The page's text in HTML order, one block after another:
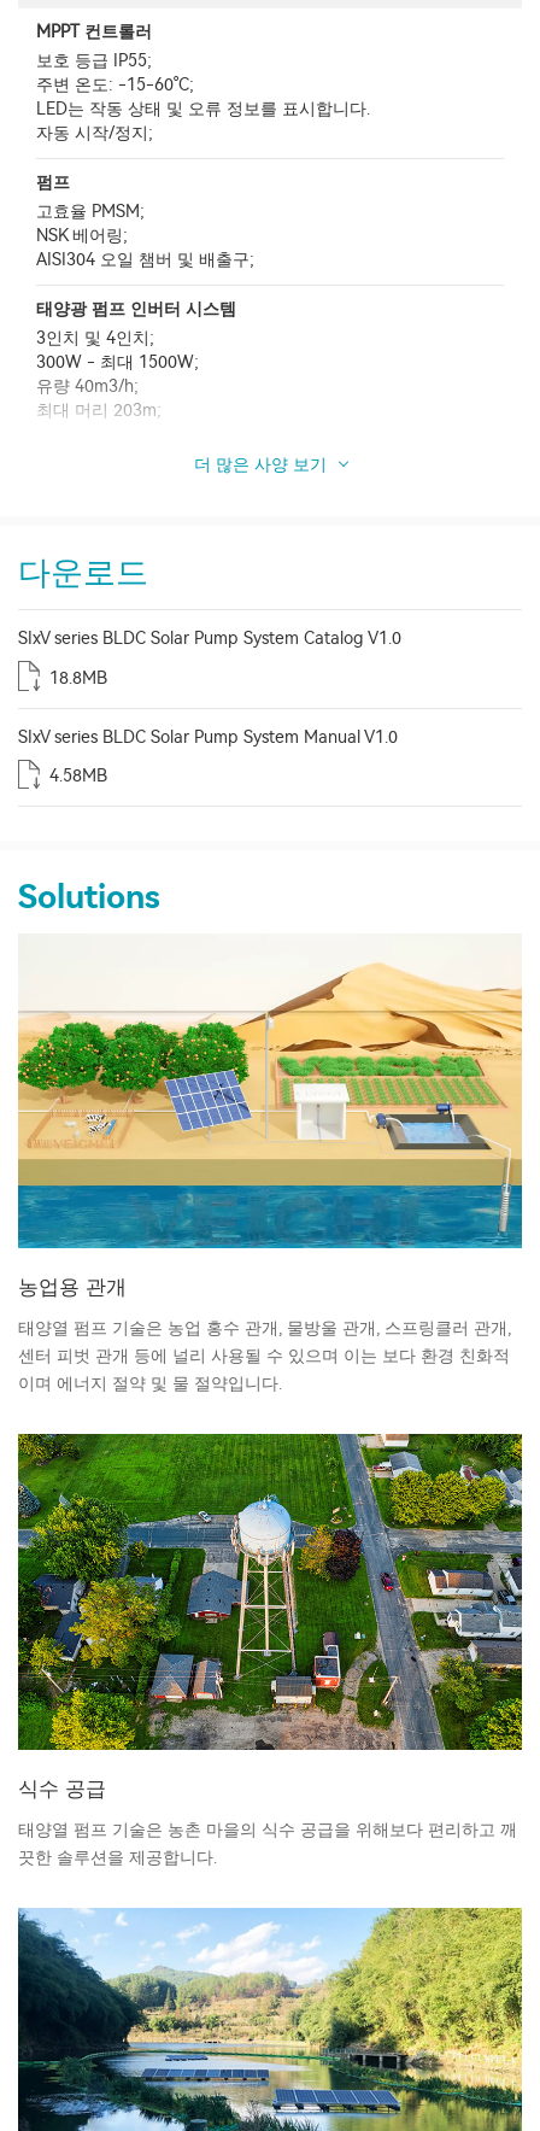
MPPT 컨트롤러
보호 등급 IP55;
주변 온도: -15-60°C;
LED는 작동 상태 및 오류 정보를 표시합니다.
자동 시작/정지;
펌프
고효율 PMSM;
NSK 베어링;
AISI304 오일 챔버 및 배출구;
태양광 펌프 인버터 시스템
3인치 및 4인치;
300W - 최대 1500W;
유량 40m3/h;
최대 머리 203m;
더 많은 사양 보기
다운로드
SIxV series BLDC Solar Pump System Catalog V1.0
18.8MB
SIxV series BLDC Solar Pump System Manual V1.0
4.58MB
Solutions
농업용 관개
태양열 펌프 기술은 농업 홍수 관개, 물방울 관개, 스프링클러 관개,
센터 피벗 관개 등에 널리 사용될 수 있으며 이는 보다 환경 친화적
이며 에너지 절약 및 물 절약입니다.
식수 공급
태양열 펌프 기술은 농촌 마을의 식수 공급을 위해보다 편리하고 깨
끗한 솔루션을 제공합니다.